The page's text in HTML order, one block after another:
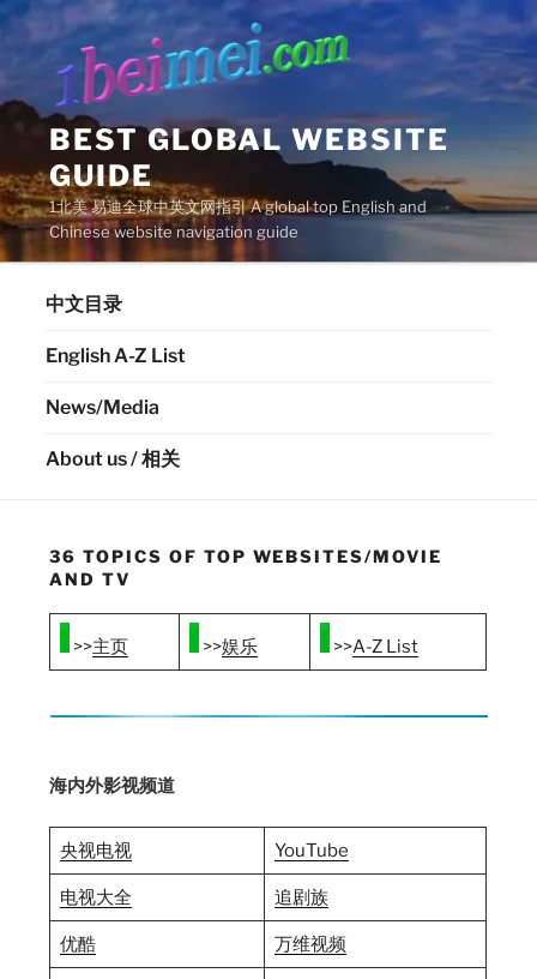
Skip
content
BEST GLOBAL WEBSITE
GUIDE
1北美 易迪全球中英文网指引 A global top English and
Chinese website navigation guide
中文目录
English A-Z List
News/Media
About us / 相关
36 TOPICS OF TOP WEBSITES/MOVIE
AND TV
>>主页 >>娱乐 >>A-Z List
海内外影视频道
央视电视 YouTube
电视大全 追剧族
优酷 万维视频